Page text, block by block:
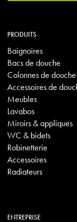
PRODUITS
Baignoires
Bacs de douche
Colonnes de douche
Accessoires de
Meubles
Lavabos
Miroirs & appliques
WC & bidets
Robinetterie
Accessoires
Radiateurs
ENTREPRISE